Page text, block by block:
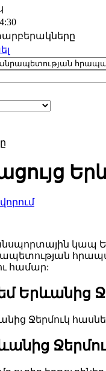
կապ
համար:
Երևանից
Ջերմուկ